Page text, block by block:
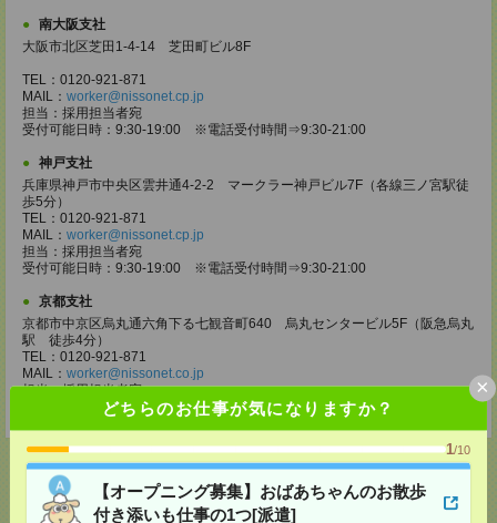
どちらのお仕事が気になりますか？
1/10
【オープニング募集】おばあちゃんのお散歩
付き添いも仕事の1つ[派遣]
×
南大阪支社
大阪市北区芝田1-4-14 芝田町ビル8F
TEL：0120-921-871
MAIL： worker@nissonet.cp.jp
担当：採用担当者宛
受付可能日時：9:30-19:00 ※電話受付時間⇒9:30-21:00
神戸支社
兵庫県神戸市中央区雲井通4-2-2 マークラー神戸ビル7F（各線三ノ宮駅徒
歩5分）
TEL：0120-921-871
MAIL： worker@nissonet.cp.jp
担当：採用担当者宛
受付可能日時：9:30-19:00 ※電話受付時間⇒9:30-21:00
京都支社
京都市中京区烏丸通六角下る七観音町640 烏丸センタービル5F（阪急烏丸
駅 徒歩4分）
TEL：0120-921-871
MAIL： worker@nissonet.co.jp
担当：採用担当者宛
受付可能日時：9:30-19:00 ※電話受付時間⇒9:30-21:00